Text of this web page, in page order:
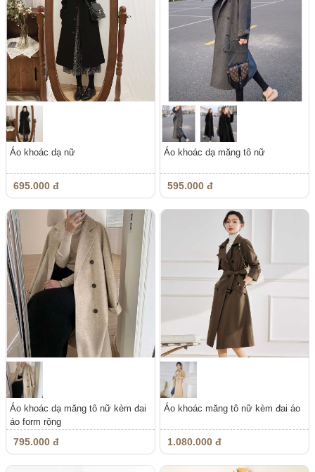
Áo khoác dạ nữ
695.000 đ
Áo khoác dạ măng tô nữ
595.000 đ
Áo khoác dạ măng tô nữ kèm đai
áo form rộng
795.000 đ
Áo khoác măng tô nữ kèm đai áo
1.080.000 đ